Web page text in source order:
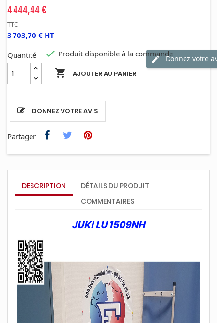
4 444,44 €
TTC
3 703,70 € HT
Quantité
 AJOUTER AU PANIER
 Produit disponible à la commande
DONNEZ VOTRE AVIS
Donnez votre
Partager
DESCRIPTION
DÉTAILS DU PRODUIT
COMMENTAIRES
JUKI LU 1509NH